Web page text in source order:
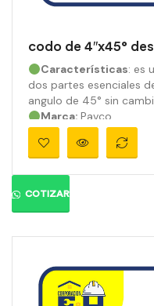
codo de 4″x45°
Características: es
dos partes esenciales
angulo de 45° sin
Marca: Pavco
Material:PVC
Medidas:
Ángulo:45
Presión:810 psi
Color:
COTIZAR